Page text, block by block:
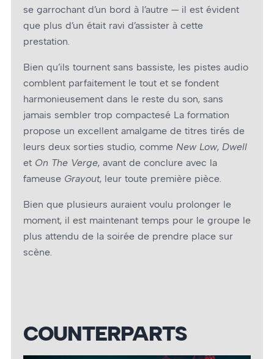
se garrochant d’un bord à l’autre — il est évident
que plus d’un était ravi d’assister à cette
prestation.
Bien qu’ils tournent sans bassiste, les pistes audio
comblent parfaitement le tout et se fondent
harmonieusement dans le reste du son, sans
jamais sembler trop compactesé La formation
propose un excellent amalgame de titres tirés de
leurs deux sorties studio, comme New Low, Dwell
et On The Verge, avant de conclure avec la
fameuse Grayout, leur toute première pièce.
Bien que plusieurs auraient voulu prolonger le
moment, il est maintenant temps pour le groupe le
plus attendu de la soirée de prendre place sur
scène.
COUNTERPARTS